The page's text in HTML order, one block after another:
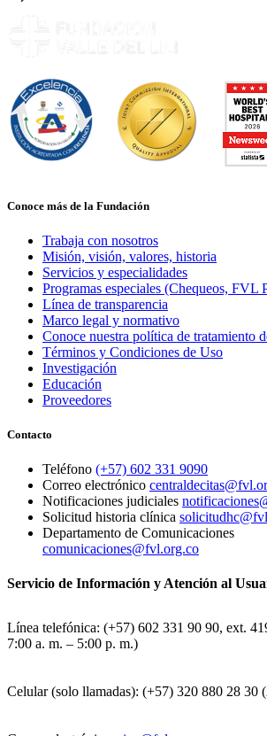
Conoce más de la Fundación
Trabaja con nosotros
Misión, visión, valores, historia
Servicios y especialidades
Programas especiales (Chequeos, FVL
Línea de transparencia
Marco legal y normativo
Conoce nuestra política de tratamiento
Términos y Condiciones de Uso
Investigación
Educación
Proveedores
Contacto
Teléfono (+57) 602 331 9090
Correo electrónico
Notificaciones judiciales
Solicitud historia clínica
Departamento de Comunicaciones
comunicaciones@fvl.org.co
Servicio de Información y Atención al
Línea telefónica: (+57) 602 331 90 90, ext.
7:00 a. m. – 5:00 p. m.)
Celular (solo llamadas): (+57) 320 880 28 30